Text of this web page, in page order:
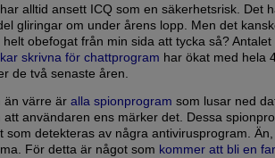
alltid ansett ICQ som en säkerhetsrisk. Det
gliringar om under årens lopp. Men det
helt obefogat från min sida att tycka så? Antalet
skrivna för chattprogram har ökat med hela
de två senaste åren.
än värre är alla spionprogram som lusar ned
att användaren ens märker det. Dessa
som detekteras av några antivirusprogram.
För detta är något som kommer att bli en